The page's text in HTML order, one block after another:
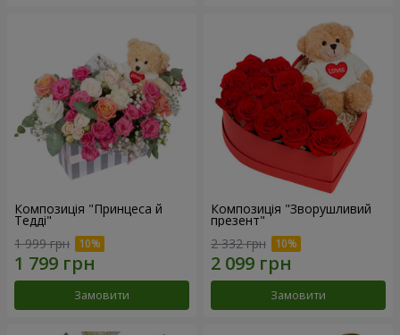
Композиція "Принцеса й
Тедді"
1 999 грн
Замовити
Композиція "Зворушливий
презент"
2 332 грн
Замовити